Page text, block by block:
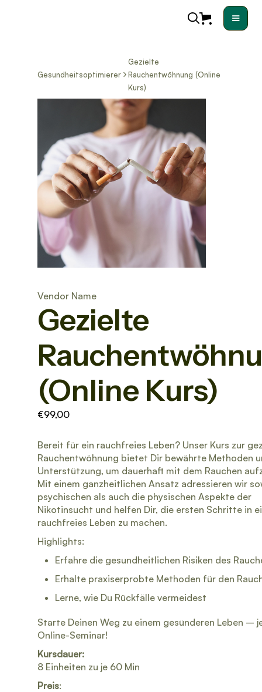
Gesundheitsoptimierer
Gezielte
Rauchentwöhnung (Online
Kurs)
Vendor Name
Gezielte
(Online Kurs)
€99,00
Bereit für ein rauchfreies Leben? Unser Kurs zur
Rauchentwöhnung bietet Dir bewährte Methoden
Unterstützung, um dauerhaft mit dem Rauchen
Mit einem ganzheitlichen Ansatz adressieren wir
psychischen als auch die physischen Aspekte der
Nikotinsucht und helfen Dir, die ersten Schritte in
rauchfreies Leben zu machen.
Highlights:
Erfahre die gesundheitlichen Risiken des
Erhalte praxiserprobte Methoden für den
Lerne, wie Du Rückfälle vermeidest
Starte Deinen Weg zu einem gesünderen Leben –
Online-Seminar!
Kursdauer:
8 Einheiten zu je 60 Min
Preis: